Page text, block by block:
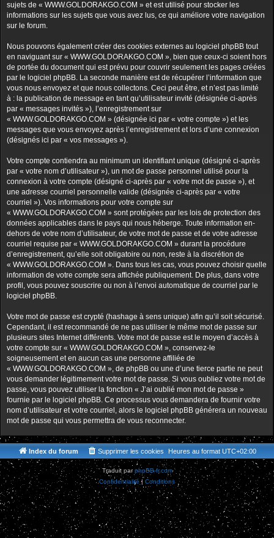
sujets de « WWW.GOLDORAKGO.COM » et est utilisé pour stocker les
informations sur les sujets que vous avez lus, ce qui améliore votre navigation
sur le forum.
Nous pouvons également créer des cookies externes au logiciel phpBB tout
en naviguant sur « WWW.GOLDORAKGO.COM », bien que ceux-ci soient hors
de portée du document qui est prévu pour couvrir seulement les pages créées
par le logiciel phpBB. La seconde manière est de récupérer l’information que
vous nous envoyez et que nous collectons. Ceci peut être, et n’est pas limité
à : la publication de message en tant qu’utilisateur invité (désignée ci-après
par « messages invités »), l’enregistrement sur
« WWW.GOLDORAKGO.COM » (désignée ici par « votre compte ») et les
messages que vous envoyez après l’enregistrement et lors d’une connexion
(désignés ici par « vos messages »).
Votre compte contiendra au minimum un identifiant unique (désigné ci-après
par « votre nom d’utilisateur »), un mot de passe personnel utilisé pour la
connexion à votre compte (désigné ci-après par « votre mot de passe »), et
une adresse courriel personnelle valide (désignée ci-après par « votre
courriel »). Vos informations pour votre compte sur
« WWW.GOLDORAKGO.COM » sont protégées par les lois de protection des
données applicables dans le pays qui nous héberge. Toute information en-
dehors de votre nom d’utilisateur, de votre mot de passe et de votre adresse
courriel requise par « WWW.GOLDORAKGO.COM » durant la procédure
d’enregistrement, qu’elle soit obligatoire ou non, reste à la discrétion de
« WWW.GOLDORAKGO.COM ». Dans tous les cas, vous pouvez choisir quelle
information de votre compte sera affichée publiquement. De plus, dans votre
profil, vous pouvez souscrire ou non à l’envoi automatique de courriel par le
logiciel phpBB.
Votre mot de passe est crypté (hashage à sens unique) afin qu’il soit sécurisé.
Cependant, il est recommandé de ne pas utiliser le même mot de passe sur
plusieurs sites Internet différents. Votre mot de passe est le moyen d’accès à
votre compte sur « WWW.GOLDORAKGO.COM », conservez-le
soigneusement et en aucun cas une personne affiliée de
« WWW.GOLDORAKGO.COM », de phpBB ou une d’une tierce partie ne peut
vous demander légitimement votre mot de passe. Si vous oubliez votre mot de
passe, vous pouvez utiliser la fonction « J’ai oublié mon mot de passe »
fournie par le logiciel phpBB. Ce processus vous demandera de fournir votre
nom d’utilisateur et votre courriel, alors le logiciel phpBB générera un nouveau
mot de passe qui vous permettra de vous reconnecter.
Index du forum Heures au format UTC+02:00
Supprimer les cookies
Traduit parphpBB-fr.com
Confidentialité | Conditions